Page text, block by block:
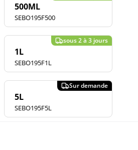
500ML
SEBO195F500
1L
SEBO195F1L
5L
SEBO195F5L